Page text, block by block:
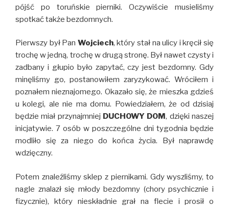
pójść po toruńskie pierniki. Oczywiście musieliśmy
spotkać także bezdomnych.
Pierwszy był Pan Wojciech, który stał na ulicy i kręcił się
trochę w jedną, trochę w drugą stronę. Był nawet czysty i
zadbany i głupio było zapytać, czy jest bezdomny. Gdy
minęliśmy go, postanowiłem zaryzykować. Wróciłem i
poznałem nieznajomego. Okazało się, że mieszka gdzieś
u kolegi, ale nie ma domu. Powiedziałem, że od dzisiaj
będzie miał przynajmniej DUCHOWY DOM, dzięki naszej
inicjatywie. 7 osób w poszczególne dni tygodnia będzie
modliło się za niego do końca życia. Był naprawdę
wdzięczny.
Potem znaleźliśmy sklep z piernikami. Gdy wyszliśmy, to
nagle znalazł się młody bezdomny (chory psychicznie i
fizycznie), który nieskładnie grał na flecie i prosił o